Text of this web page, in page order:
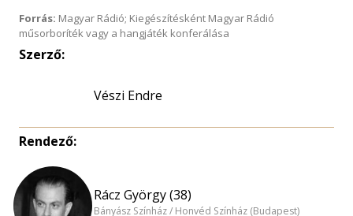
Forrás: Magyar Rádió; Kiegészítésként Magyar Rádió
műsorboríték vagy a hangjáték konferálása
Szerző:
Vészi Endre
Rendező:
Rácz György (38)
Bányász Színház / Honvéd Színház (Budapest)